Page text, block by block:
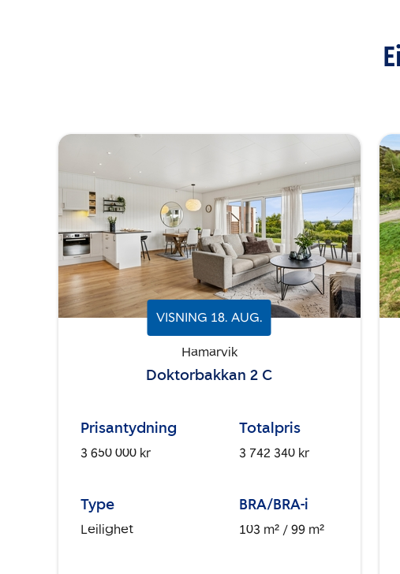
VISNING 18. AUG.
Hamarvik
Doktorbakkan 2 C
Prisantydning
3 650 000 kr
Totalpris
3 742 340 kr
Type
Leilighet
BRA/BRA-i
103 m² / 99 m²